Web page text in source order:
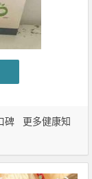
碑 更多健康知